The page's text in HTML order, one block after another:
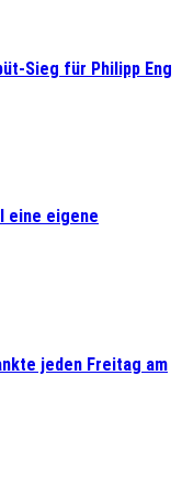
Sieg für Philipp Eng
eine eigene
jeden Freitag am